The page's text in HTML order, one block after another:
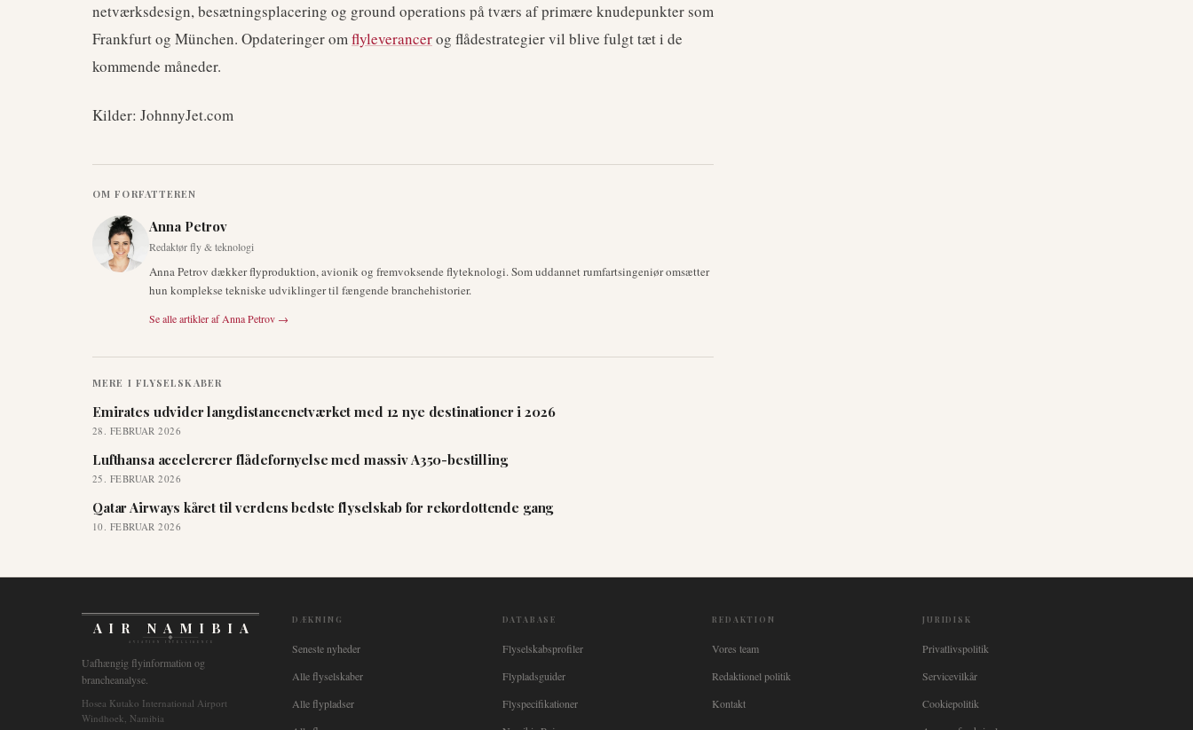
netværksdesign, besætningsplacering og ground operations på tværs af primære knudepunkter som
Frankfurt og München. Opdateringer omflyleverancerog flådestrategier vil blive fulgt tæt i de
kommende måneder.
Kilder: JohnnyJet.com
OM FORFATTEREN
Anna Petrov
Redaktør fly & teknologi
Anna Petrov dækker flyproduktion, avionik og fremvoksende flyteknologi. Som uddannet rumfartsingeniør omsætter
hun komplekse tekniske udviklinger til fængende branchehistorier.
Se alle artikler af Anna Petrov →
MERE I FLYSELSKABER
Emirates udvider langdistancenetværket med 12 nye destinationer i 2026
28. FEBRUAR 2026
Lufthansa accelererer flådefornyelse med massiv A350-bestilling
25. FEBRUAR 2026
Qatar Airways kåret til verdens bedste flyselskab for rekordottende gang
10. FEBRUAR 2026
AIR NAMIBIA
AVIATION INTELLIGENCE
Uafhængig flyinformation og
brancheanalyse.
Hosea Kutako International Airport
Windhoek, Namibia
DÆKNING
Seneste nyheder
Alle flyselskaber
Alle flypladser
DATABASE
Flyselskabsprofiler
Flypladsguider
Flyspecifikationer
REDAKTION
Vores team
Redaktionel politik
Kontakt
JURIDISK
Privatlivspolitik
Servicevilkår
Cookiepolitik